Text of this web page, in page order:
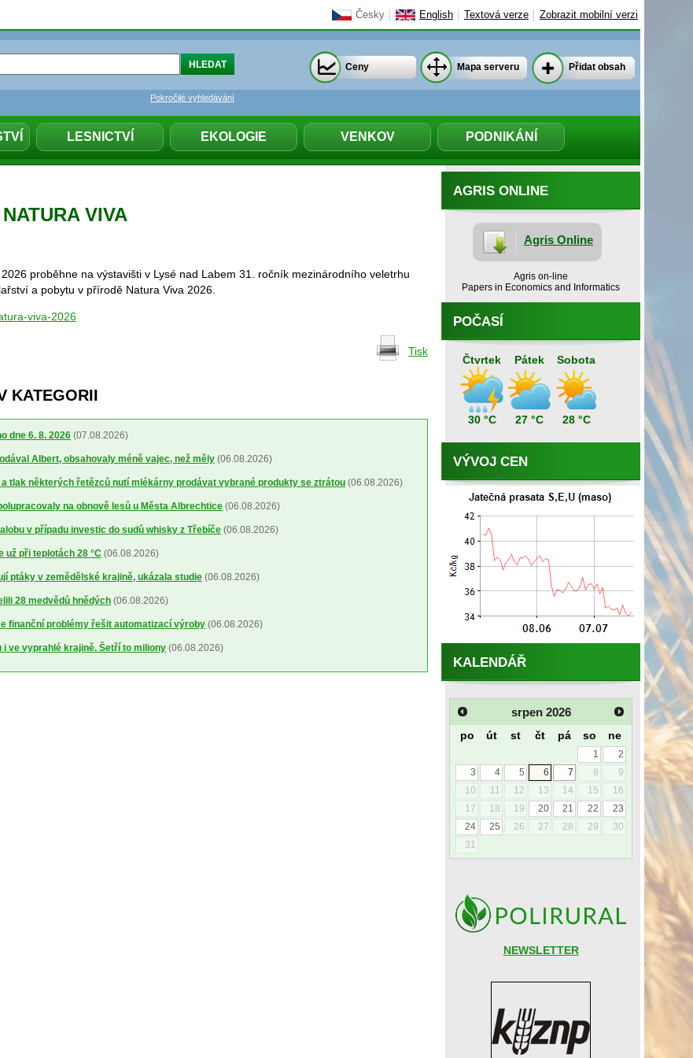
Česky English Textová verze Zobrazit mobilní verzi
LESNICTVÍ EKOLOGIE VENKOV PODNIKÁNÍ
Pokročilé vyhledávání
Ceny Mapa serveru Přidat obsah
VIVA
proběhne na výstavišti v Lysé nad Labem 31. ročník mezinárodního veletrhu
a pobytu v přírodě Natura Viva 2026.
viva-2026
Tisk
KATEGORII
dne 6. 8. 2026 (07.08.2026)
Albert, obsahovaly méně vajec, než měly (06.08.2026)
tlak některých řetězců nutí mlékárny prodávat vybrané produkty se ztrátou (06.08.2026)
na obnově lesů u Města Albrechtice (06.08.2026)
v případu investic do sudů whisky z Třebíče (06.08.2026)
už při teplotách 28 °C (06.08.2026)
ptáky v zemědělské krajině, ukázala studie (06.08.2026)
28 medvědů hnědých (06.08.2026)
finanční problémy řešit automatizací výroby (06.08.2026)
i ve vyprahlé krajině. Šetří to miliony (06.08.2026)
AGRIS ONLINE
Agris Online
Agris on-line
Papers in Economics and Informatics
POČASÍ
Čtvrtek
30 °C
Pátek
27 °C
Sobota
28 °C
VÝVOJ CEN
KALENDÁŘ
srpen 2026
po út st čt pá so ne
1
2
3
4 5 6 7 8
9
10
11 12 13 14 15
16
17
18 19 20 21 22
23
24
25 26 27 28 29
30
31
NEWSLETTER